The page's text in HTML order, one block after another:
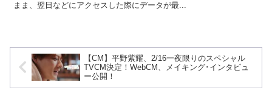
まま、翌日などにアクセスした際にデータが最...
【CM】平野紫耀、2/16一夜限りのスペシャル
TVCM決定！WebCM、メイキング･インタビュ
ー公開！